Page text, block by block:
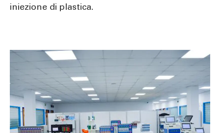
iniezione di plastica.